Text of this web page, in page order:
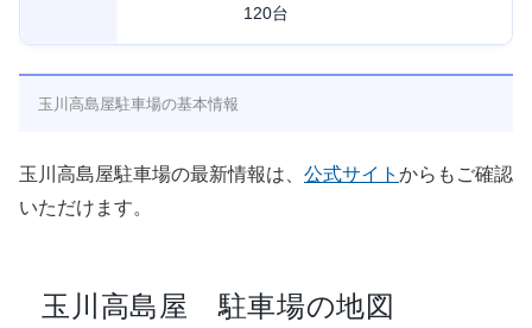
120台
玉川高島屋駐車場の基本情報
玉川高島屋駐車場の最新情報は、 公式サイト からもご確認
いただけます。
玉川高島屋 駐車場の地図